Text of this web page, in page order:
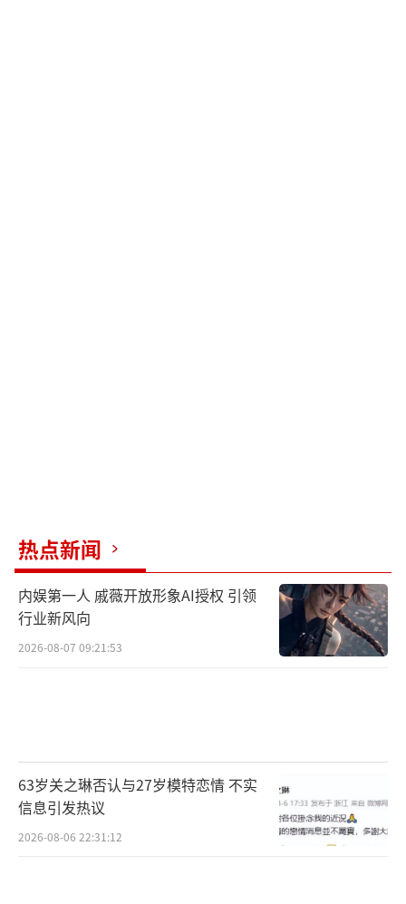
热点新闻
内娱第一人 戚薇开放形象AI授权 引领
行业新风向
2026-08-07 09:21:53
63岁关之琳否认与27岁模特恋情 不实
信息引发热议
2026-08-06 22:31:12